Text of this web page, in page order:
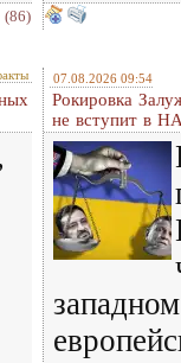
(86)
07.08.2026 09:54
Рокировка
не вступит в